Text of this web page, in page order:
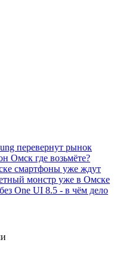
перевернут рынок
Омск где возьмёте?
смартфоны уже ждут
монстр уже в Омске
One UI 8.5 - в чём дело